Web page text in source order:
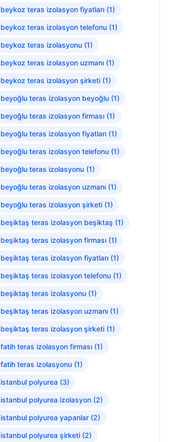
beykoz teras izolasyon fiyatları(1)
beykoz teras izolasyon telefonu(1)
beykoz teras izolasyonu(1)
beykoz teras izolasyon uzmanı(1)
beykoz teras izolasyon şirketi(1)
beyoğlu teras izolasyon beyoğlu(1)
beyoğlu teras izolasyon firması(1)
beyoğlu teras izolasyon fiyatları(1)
beyoğlu teras izolasyon telefonu(1)
beyoğlu teras izolasyonu(1)
beyoğlu teras izolasyon uzmanı(1)
beyoğlu teras izolasyon şirketi(1)
beşiktaş teras izolasyon beşiktaş (1)
beşiktaş teras izolasyon firması(1)
beşiktaş teras izolasyon fiyatları(1)
beşiktaş teras izolasyon telefonu(1)
beşiktaş teras izolasyonu(1)
beşiktaş teras izolasyon uzmanı(1)
beşiktaş teras izolasyon şirketi(1)
fatih teras izolasyon firması(1)
fatih teras izolasyonu(1)
istanbul polyurea (3)
istanbul polyurea izolasyon(2)
istanbul polyurea yapanlar(2)
istanbul polyurea şirketi(2)